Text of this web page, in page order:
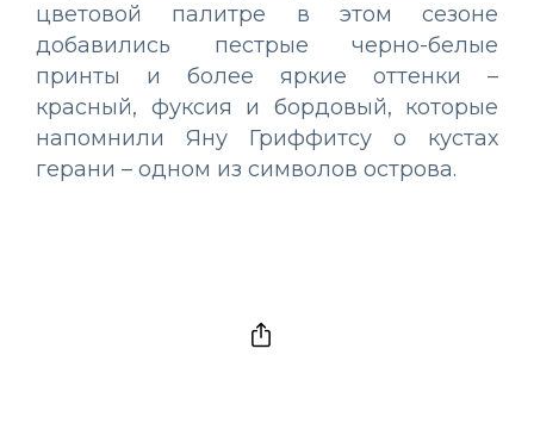
цветовой палитре в этом сезоне
добавились пестрые черно-белые
принты и более яркие оттенки –
красный, фуксия и бордовый, которые
напомнили Яну Гриффитсу о кустах
герани – одном из символов острова.